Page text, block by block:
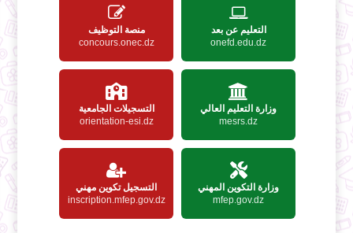
التعليم عن بعد
onefd.edu.dz
منصة التوظيف
concours.onec.dz
وزارة التعليم العالي
mesrs.dz
التسجيلات الجامعية
orientation-esi.dz
وزارة التكوين المهني
mfep.gov.dz
التسجيل تكوين مهني
inscription.mfep.gov.dz